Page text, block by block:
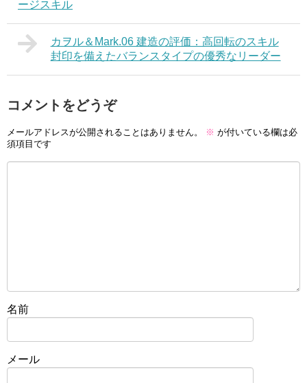
ージスキル
カヲル＆Mark.06 建造の評価：高回転のスキル
封印を備えたバランスタイプの優秀なリーダー
コメントをどうぞ
メールアドレスが公開されることはありません。 ※ が付いている欄は必
須項目です
名前
メール